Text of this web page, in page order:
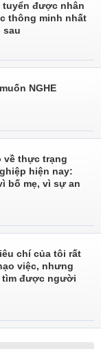
tuyển được nhân
thông minh nhất
sau
NGHE
về thực trạng
hiện nay:
bố mẹ, vì sự an
chí của tôi rất
việc, nhưng
tìm được người